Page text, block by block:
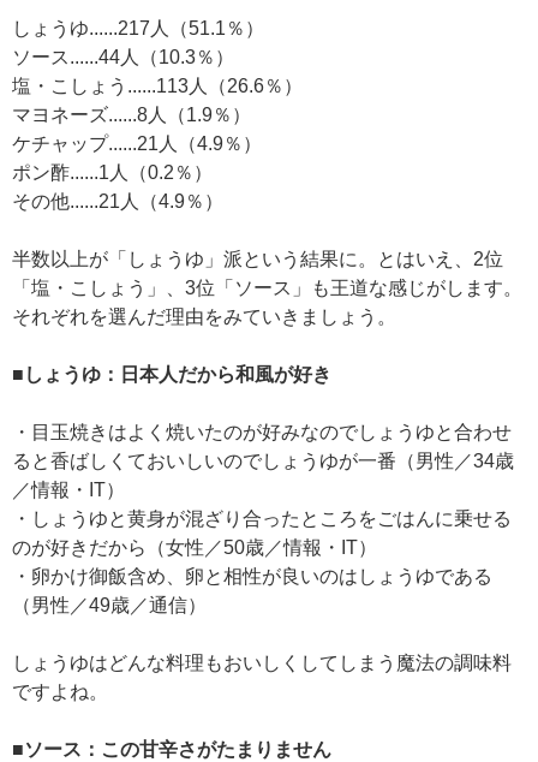
しょうゆ......217人（51.1％）
ソース......44人（10.3％）
塩・こしょう......113人（26.6％）
マヨネーズ......8人（1.9％）
ケチャップ......21人（4.9％）
ポン酢......1人（0.2％）
その他......21人（4.9％）
半数以上が「しょうゆ」派という結果に。とはいえ、2位
「塩・こしょう」、3位「ソース」も王道な感じがします。
それぞれを選んだ理由をみていきましょう。
■しょうゆ：日本人だから和風が好き
・目玉焼きはよく焼いたのが好みなのでしょうゆと合わせ
ると香ばしくておいしいのでしょうゆが一番（男性／34歳
／情報・IT）
・しょうゆと黄身が混ざり合ったところをごはんに乗せる
のが好きだから（女性／50歳／情報・IT）
・卵かけ御飯含め、卵と相性が良いのはしょうゆである
（男性／49歳／通信）
しょうゆはどんな料理もおいしくしてしまう魔法の調味料
ですよね。
■ソース：この甘辛さがたまりません